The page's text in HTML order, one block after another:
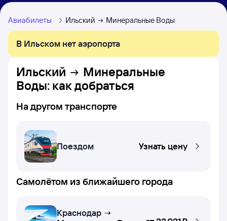
Авиабилеты Ильский Минеральные Воды
В Ильском нет аэропорта
Ильский
Минеральные
Воды: как добраться
На другом транспорте
Поездом Узнать цену
Самолётом из ближайшего города
Краснодар →